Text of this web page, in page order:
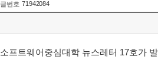
글번호 71942084
소프트웨어중심대학 뉴스레터 17호가